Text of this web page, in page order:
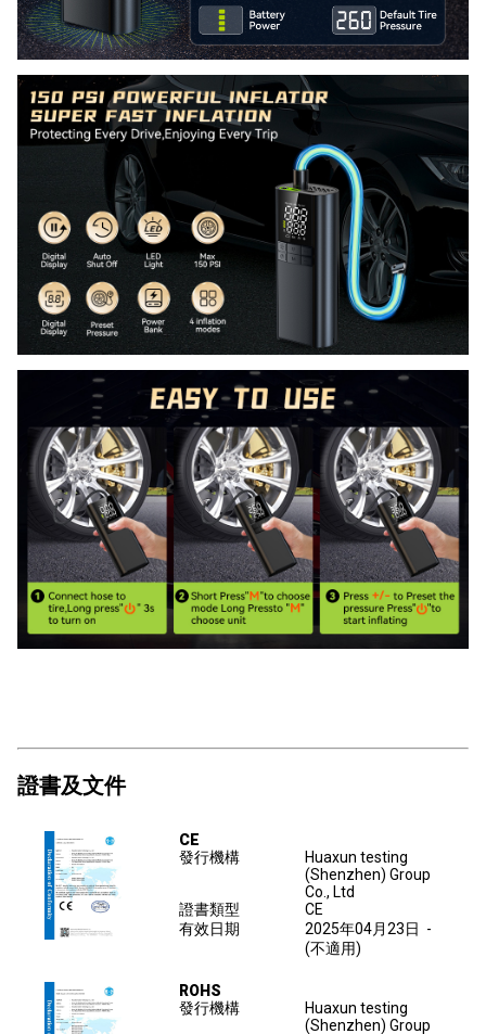
證書及文件
CE
發行機構
Huaxun testing
(Shenzhen) Group
Co., Ltd
證書類型
CE
有效日期
2025年04月23日 -
(不適用)
ROHS
發行機構
Huaxun testing
(Shenzhen) Group